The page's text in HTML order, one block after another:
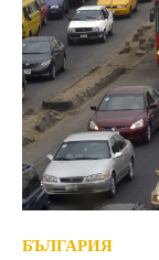
БЪЛГАРИЯ